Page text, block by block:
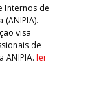
Internos de
visa
de
ANIPIA. ler